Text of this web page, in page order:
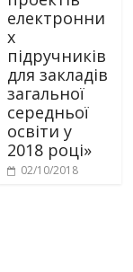
електронни
х
підручників
для закладів
загальної
середньої
освіти у
2018 році»
02/10/2018